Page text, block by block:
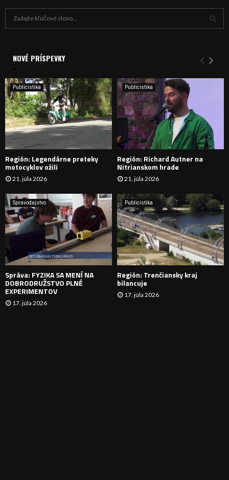
i
e
:
Y
H
D
A
N
I
E
NOVÉ PRÍSPEVKY
Publicistika
Región: Legendárne preteky
motocyklov ožili
21. júla 2026
Publicistika
Región: Richard Autner na
Nitrianskom hrade
21. júla 2026
Spravodajstvo
Správa: FYZIKA SA MENÍ NA
DOBRODRUŽSTVO PLNÉ
EXPERIMENTOV
17. júla 2026
Publicistika
Región: Trenčiansky kraj
bilancuje
17. júla 2026